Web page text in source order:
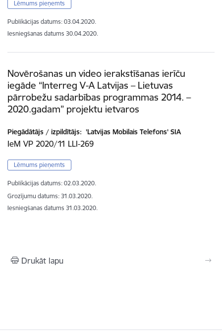
Lēmums pieņemts
Publikācijas datums: 03.04.2020.
Iesniegšanas datums 30.04.2020.
Novērošanas un video ierakstīšanas ierīču
iegāde “Interreg V-A Latvijas – Lietuvas
pārrobežu sadarbības programmas 2014. –
2020.gadam” projektu ietvaros
Piegādātājs / izpildītājs: 'Latvijas Mobilais Telefons' SIA
IeM VP 2020/11 LLI-269
Lēmums pieņemts
Publikācijas datums: 02.03.2020.
Grozījumu datums: 31.03.2020.
Iesniegšanas datums 31.03.2020.
Drukāt lapu